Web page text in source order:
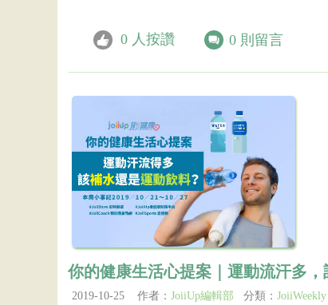
0 人按讚 0 則留言
你的健康生活心提案｜運動流汗多，
2019-10-25 作者： JoiiUp編輯部 分類： JoiiWeekly